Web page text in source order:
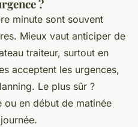
?
minute sont souvent
Mieux vaut anticiper de
traiteur, surtout en
acceptent les urgences,
Le plus sûr ?
ou en début de matinée